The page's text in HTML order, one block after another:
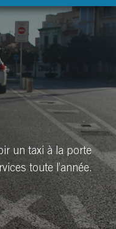
un taxi à la porte
toute l’année.